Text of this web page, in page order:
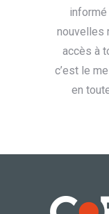
nouvelles
accès à
c’est le
en